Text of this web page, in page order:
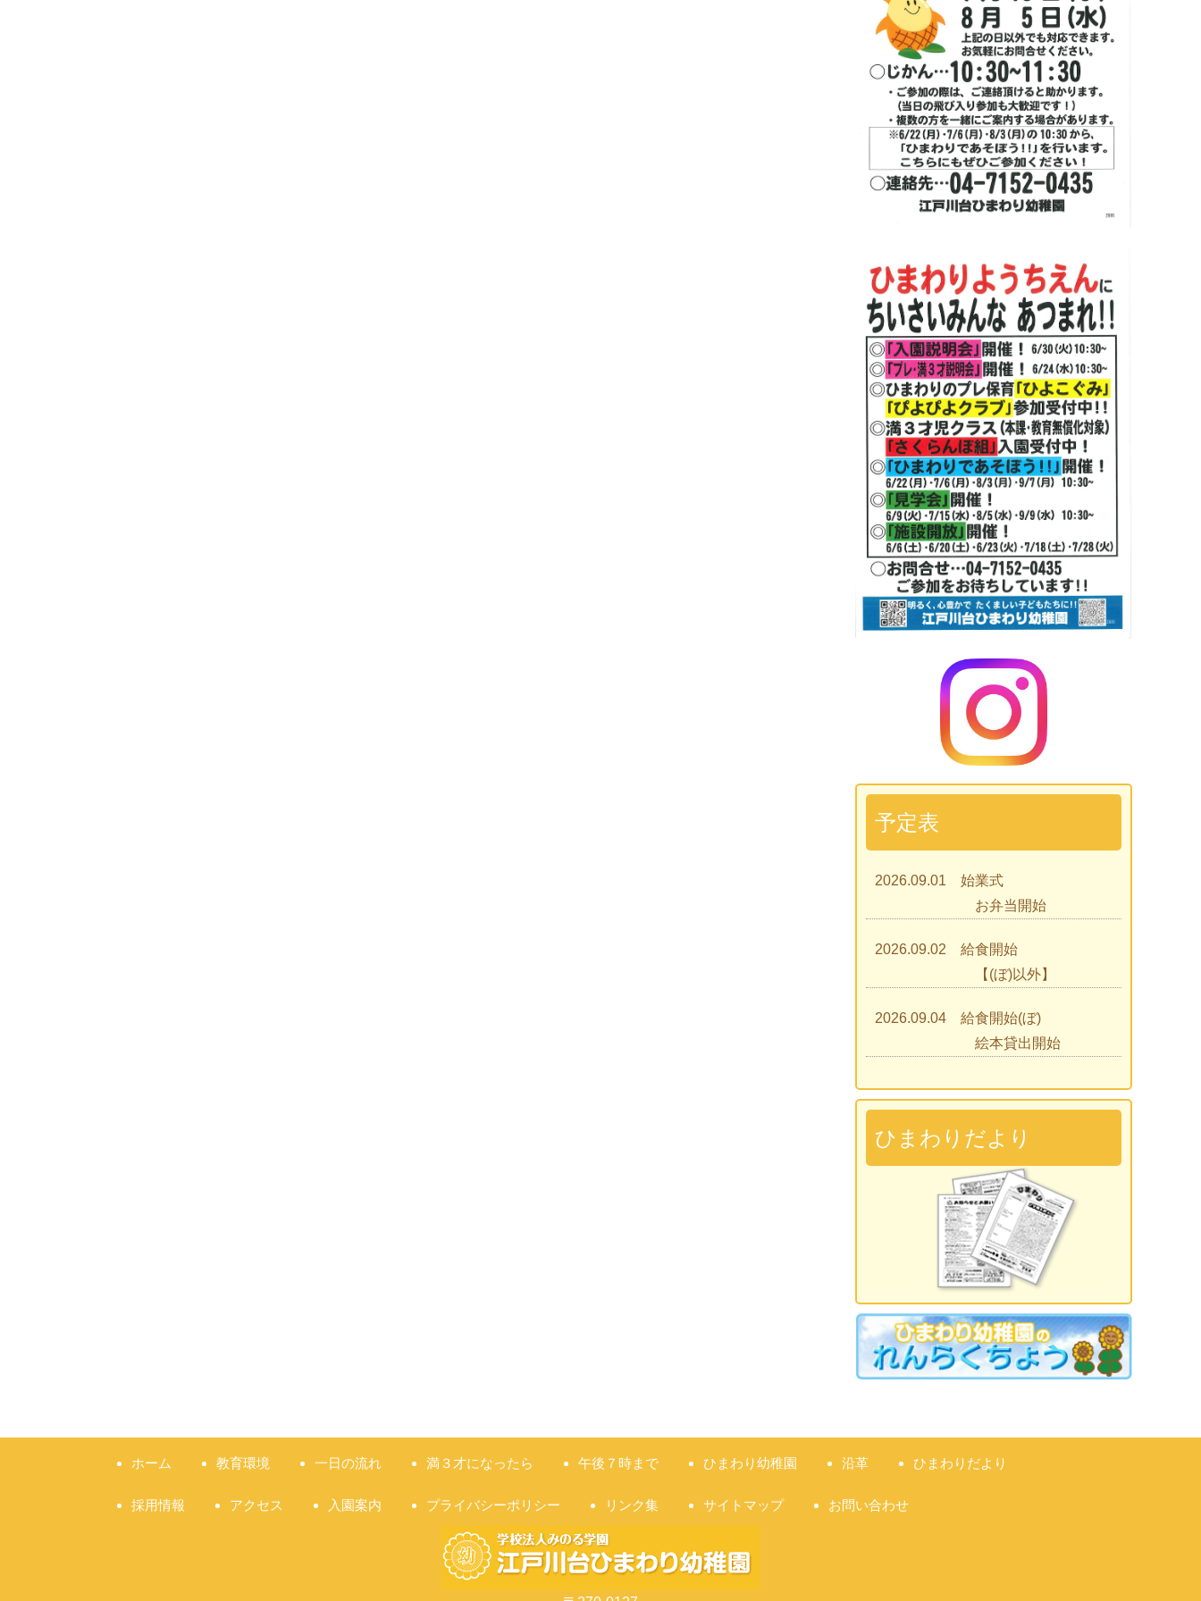
予定表
2026.09.01 始業式
お弁当開始
2026.09.02 給食開始
【(ぼ)以外】
2026.09.04 給食開始(ぼ)
絵本貸出開始
2026.09.07 ひまわりであそぼう
2026.09.09 見学会
2026.09.15 入園説明会
2026.09.18 誕生日会
2026.09.21 敬老の日
2026.09.22 国民の休日
2026.09.23 秋分の日
ひまわりだより
ホーム 教育環境 一日の流れ 満３才になったら 午後７時まで ひまわり幼稚園 沿革 ひまわりだより
採用情報 アクセス 入園案内 プライバシーポリシー リンク集 サイトマップ お問い合わせ